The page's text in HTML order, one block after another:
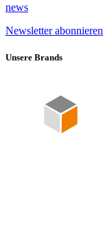
news
Newsletter abonnieren
Unsere Brands